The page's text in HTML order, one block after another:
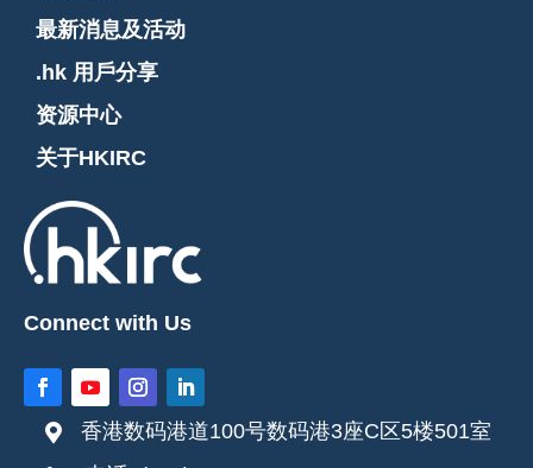
最新消息及活动
.hk 用戶分享
资源中心
关于HKIRC
Connect with Us
 香港数码港道100号数码港3座C区5楼501室